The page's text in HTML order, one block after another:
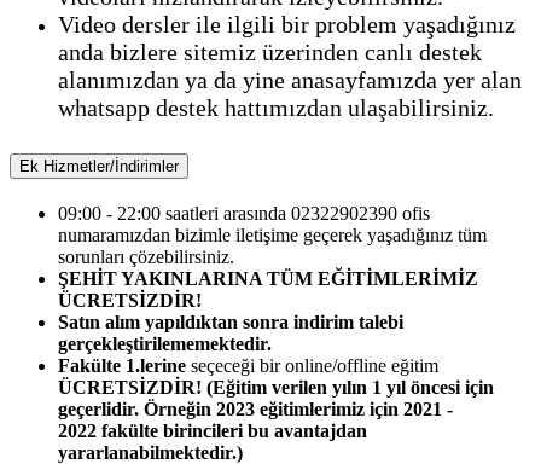
Video dersler ile ilgili bir problem yaşadığınız
anda bizlere sitemiz üzerinden canlı destek
alanımızdan ya da yine anasayfamızda yer alan
whatsapp destek hattımızdan ulaşabilirsiniz.
Ek Hizmetler/İndirimler
09:00 - 22:00 saatleri arasında 02322902390 ofis
numaramızdan bizimle iletişime geçerek yaşadığınız tüm
sorunları çözebilirsiniz.
ŞEHİT YAKINLARINA TÜM EĞİTİMLERİMİZ
ÜCRETSİZDİR!
Satın alım yapıldıktan sonra indirim talebi
gerçekleştirilememektedir.
Fakülte 1.lerine seçeceği bir online/offline eğitim
ÜCRETSİZDİR! (Eğitim verilen yılın 1 yıl öncesi için
geçerlidir. Örneğin 2023 eğitimlerimiz için 2021 -
2022 fakülte birincileri bu avantajdan
yararlanabilmektedir.)